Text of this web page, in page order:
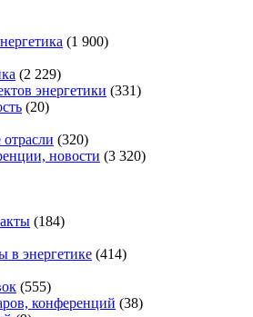
(1 900)
(2 229)
энергетики (331)
(20)
(320)
новости (3 320)
(184)
в энергетике (414)
(555)
конференций (38)